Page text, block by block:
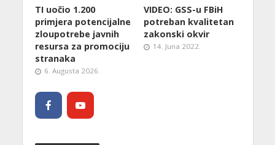
TI uočio 1.200
primjera potencijalne
zloupotrebe javnih
resursa za promociju
stranaka
6. Augusta 2026.
VIDEO: GSS-u FBiH
potreban kvalitetan
zakonski okvir
14. Juna 2022.